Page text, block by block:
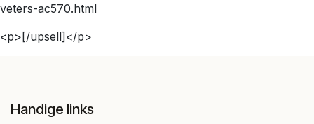
veters-ac570.html
<p>[/upsell]</p>
Handige links